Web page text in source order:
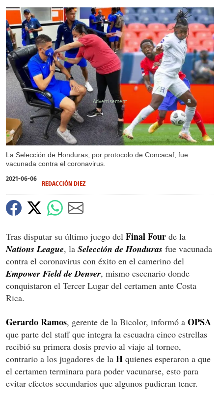
La Selección de Honduras, por protocolo de Concacaf, fue
vacunada contra el coronavirus.
X
2021-06-06
REDACCIÓN DIEZ
Tras disputar su último juego del Final Four de la
Nations League, la Selección de Honduras fue vacunada
contra el coronavirus con éxito en el camerino del
Empower Field de Denver, mismo escenario donde
conquistaron el Tercer Lugar del certamen ante Costa
Rica.
Gerardo Ramos, gerente de la Bicolor, informó a OPSA
que parte del staff que integra la escuadra cinco estrellas
recibió su primera dosis previo al viaje al torneo,
contrario a los jugadores de la H quienes esperaron a que
el certamen terminara para poder vacunarse, esto para
evitar efectos secundarios que algunos pudieran tener.